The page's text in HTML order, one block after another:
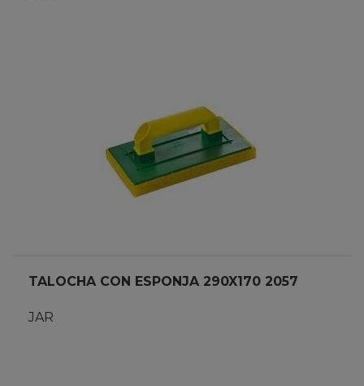
TALOCHA CON ESPONJA 290X170 2057
JAR